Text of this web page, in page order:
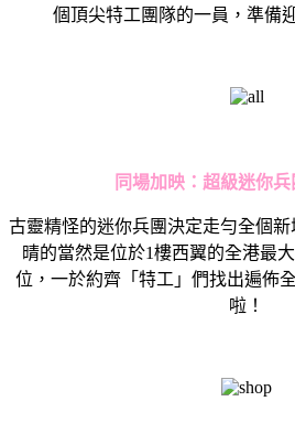
個頂尖特工團隊的一員，準備
同場加映：超級迷你
古靈精怪的迷你兵團決定走勻全個
晴的當然是位於1樓西翼的全港最
位，一於約齊「特工」們找出遍佈
啦！